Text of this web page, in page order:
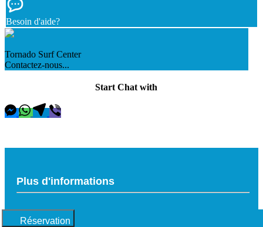
Besoin d'aide?
Tornado Surf Center
Contactez-nous...
Start Chat with
Plus d'informations
Réservation